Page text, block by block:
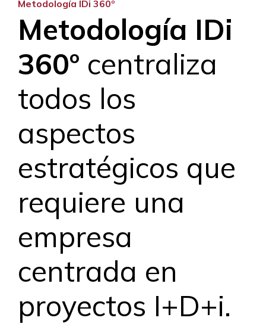
Metodología IDi 360º
Metodología IDi
360º centraliza
todos los
aspectos
estratégicos que
requiere una
empresa
centrada en
proyectos I+D+i.